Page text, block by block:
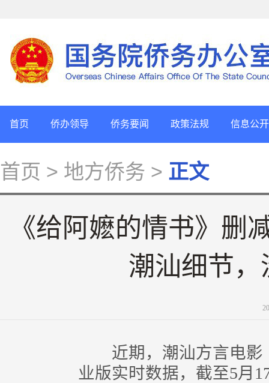
首页 侨办领导 侨务要闻 政策法规 信息公开
首页 > 地方侨务 > 正文
《给阿嬷的情书》删
潮汕细节
近期，潮汕方言电影
业版实时数据，截至5月